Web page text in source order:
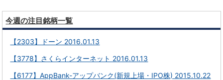
今週の注目銘柄一覧
【2303】ドーン 2016.01.13
【3778】さくらインターネット 2016.01.13
【6177】AppBank-アップバンク(新規上場・IPO株) 2015.10.22